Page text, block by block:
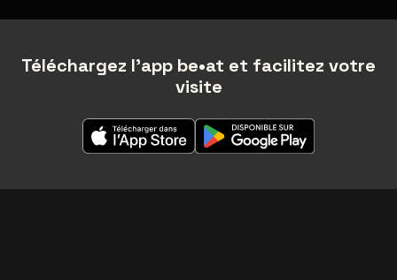
Téléchargez l'app be•at et facilitez votre
visite